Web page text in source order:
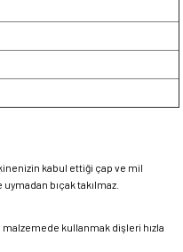
kabul ettiği çap ve mil
bıçak takılmaz.
kullanmak dişleri hızla